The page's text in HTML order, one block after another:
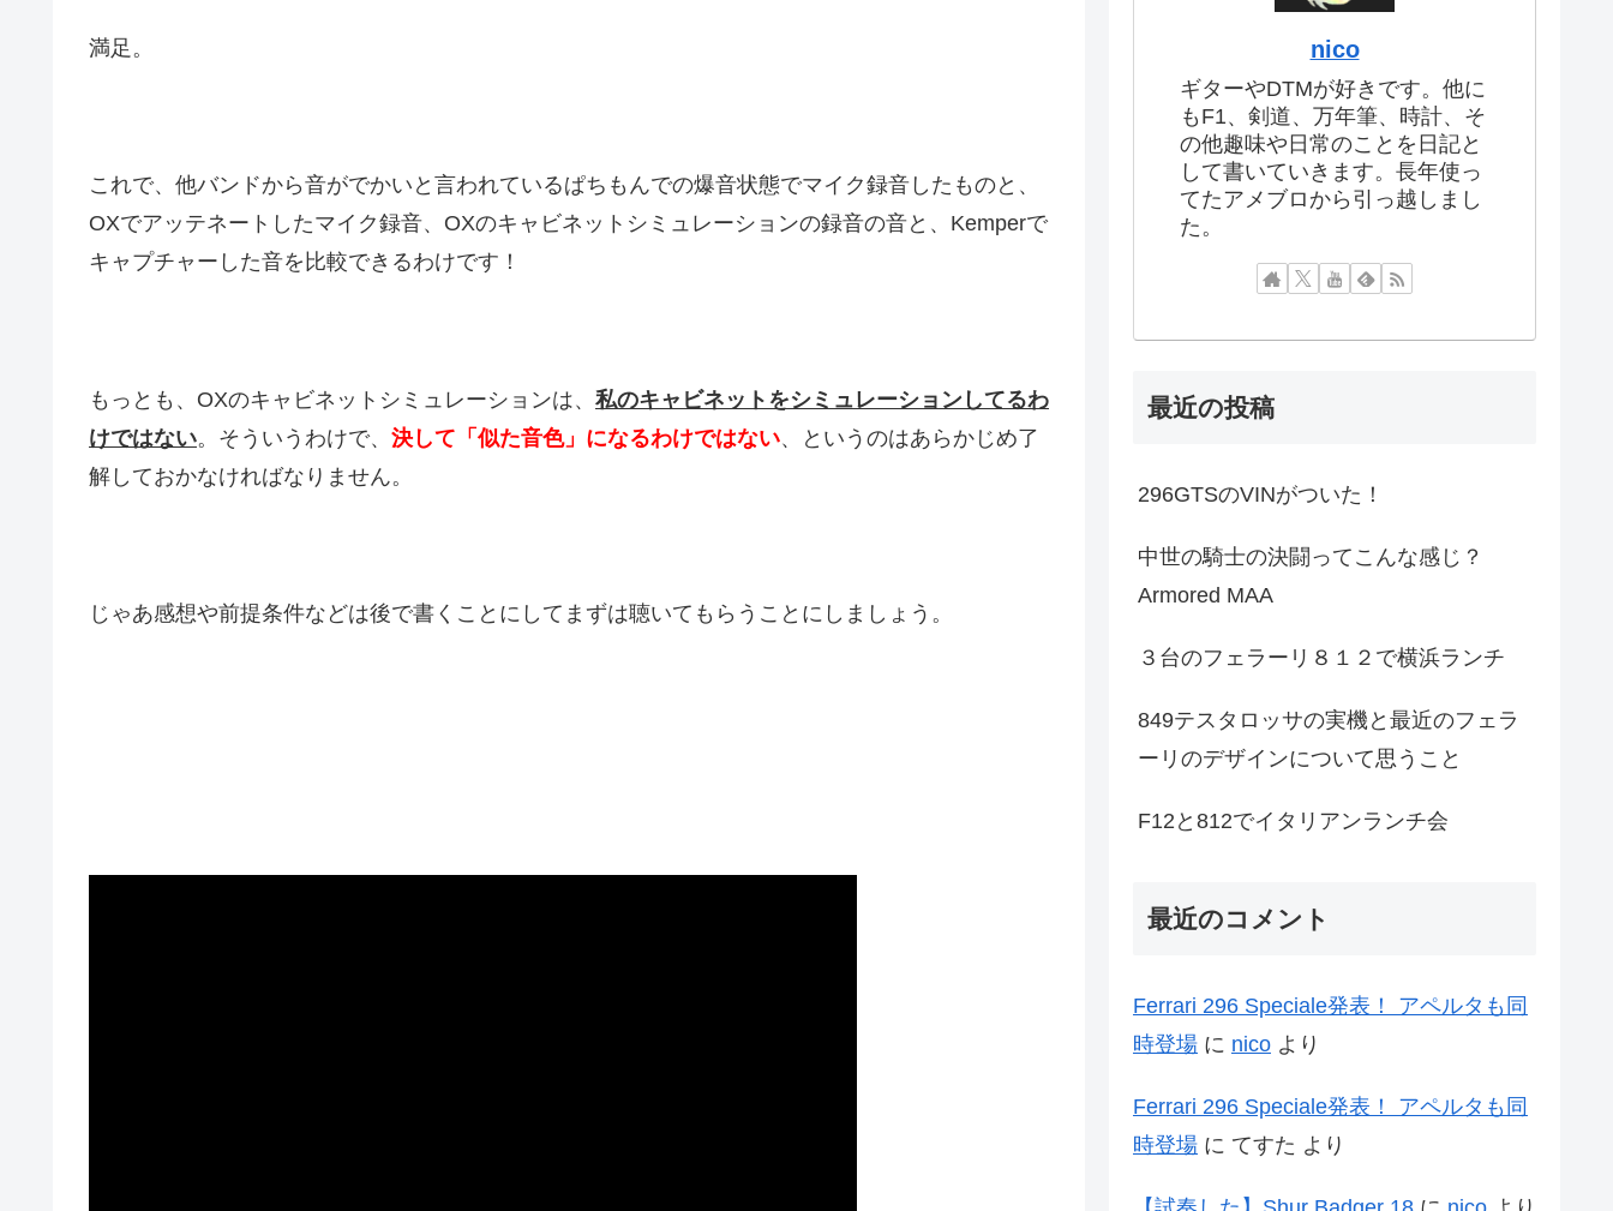
満足。
これで、他バンドから音がでかいと言われているぱちもんでの爆音状態でマイク録音したものと、
OXでアッテネートしたマイク録音、OXのキャビネットシミュレーションの録音の音と、Kemperで
キャプチャーした音を比較できるわけです！
もっとも、OXのキャビネットシミュレーションは、 私のキャビネットをシミュレーションしてるわ
けではない。そういうわけで、 決して「似た音色」になるわけではない、というのはあらかじめ了
解しておかなければなりません。
じゃあ感想や前提条件などは後で書くことにしてまずは聴いてもらうことにしましょう。
nico
ギターやDTMが好きです。他に
もF1、剣道、万年筆、時計、そ
の他趣味や日常のことを日記と
して書いていきます。長年使っ
てたアメブロから引っ越しまし
た。
最近の投稿
296GTSのVINがついた！
中世の騎士の決闘ってこんな感じ？
Armored MAA
３台のフェラーリ８１２で横浜ランチ
849テスタロッサの実機と最近のフェラ
ーリのデザインについて思うこと
F12と812でイタリアンランチ会
最近のコメント
Ferrari 296 Speciale発表！ アペルタも同
時登場 に nico より
Ferrari 296 Speciale発表！ アペルタも同
時登場 に てすた より